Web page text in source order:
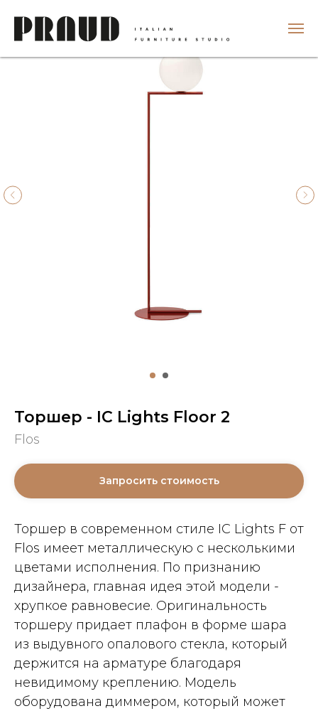
Торшер - IC Lights Floor 2
Flos
Запросить стоимость
Торшер в современном стиле IC Lights F от
Flos имеет металлическую с несколькими
цветами исполнения. По признанию
дизайнера, главная идея этой модели -
хрупкое равновесие. Оригинальность
торшеру придает плафон в форме шара
из выдувного опалового стекла, который
держится на арматуре благодаря
невидимому креплению. Модель
оборудована диммером, который может